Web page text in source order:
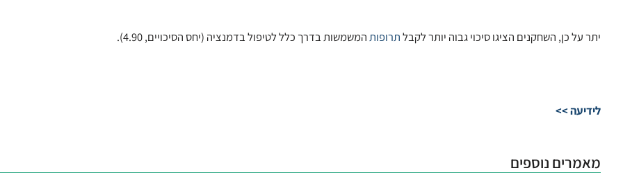
יתר על כן, השחקנים הציגו סיכוי גבוה יותר לקבלתרופותהמשמשות בדרך כלל לטיפול בדמנציה (יחס הסיכויים, 4.90).
לידיעה >>
מאמרים נוספים